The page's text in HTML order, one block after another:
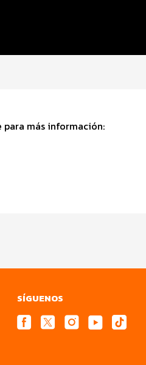
para más información:
SÍGUENOS